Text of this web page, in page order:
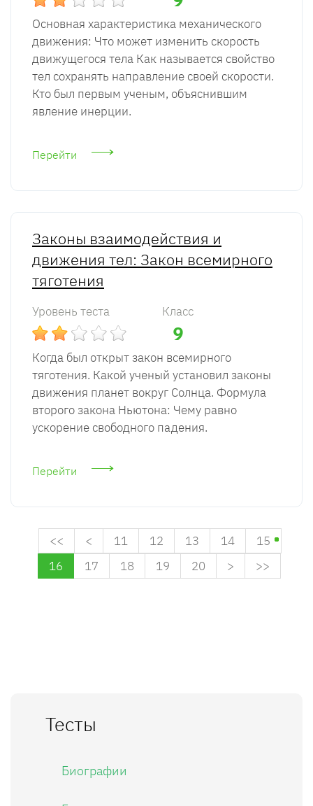
Основная характеристика механического
движения: Что может изменить скорость
движущегося тела Как называется свойство
тел сохранять направление своей скорости.
Кто был первым ученым, объяснившим
явление инерции.
Перейти
Законы взаимодействия и
движения тел: Закон всемирного
тяготения
Уровень теста Класс
9
Когда был открыт закон всемирного
тяготения. Какой ученый установил законы
движения планет вокруг Солнца. Формула
второго закона Ньютона: Чему равно
ускорение свободного падения.
Перейти
<< < 11 12 13 14
15
16
17 18 19 20 > >>
Тесты
Биографии